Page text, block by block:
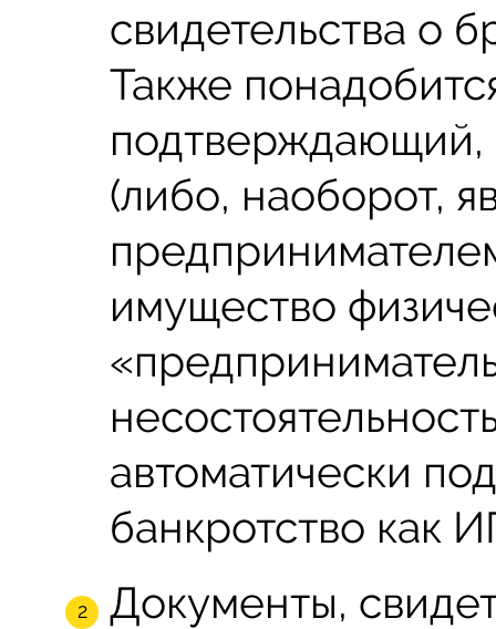
свидетельства о
Также
подтверждающий,
(либо, наоборот,
имущество
автоматически
банкротство как
Документы,